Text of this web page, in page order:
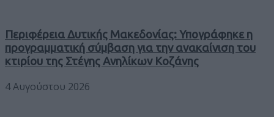
Περιφέρεια Δυτικής Μακεδονίας: Υπογράφηκε η
προγραμματική σύμβαση για την ανακαίνιση του
κτιρίου της Στέγης Ανηλίκων Κοζάνης
4 Αυγούστου 2026